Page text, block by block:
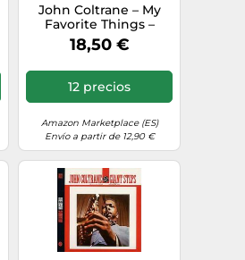
John Coltrane – My
Favorite Things –
Vinilo – Rhino
18,50 €
12 precios
Amazon Marketplace (ES)
Envío a partir de 12,90 €